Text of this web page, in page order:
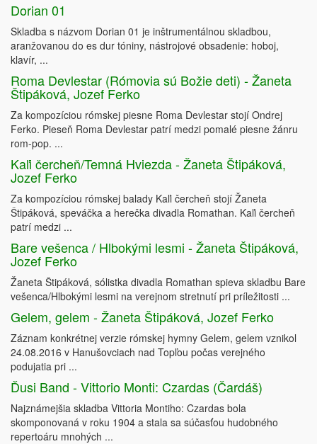
Dorian 01
Skladba s názvom Dorian 01 je inštrumentálnou skladbou,
aranžovanou do es dur tóniny, nástrojové obsadenie: hoboj,
klavír, ...
Roma Devlestar (Rómovia sú Božie deti) - Žaneta
Štipáková, Jozef Ferko
Za kompozíciou rómskej piesne Roma Devlestar stojí Ondrej
Ferko. Pieseň Roma Devlestar patrí medzi pomalé piesne žánru
rom-pop. ...
Kaľi čercheň/Temná Hviezda - Žaneta Štipáková,
Jozef Ferko
Za kompozíciou rómskej balady Kaľi čercheň stojí Žaneta
Štipáková, speváčka a herečka divadla Romathan. Kaľi čercheň
patrí medzi ...
Bare vešenca / Hlbokými lesmi - Žaneta Štipáková,
Jozef Ferko
Žaneta Štipáková, sólistka divadla Romathan spieva skladbu Bare
vešenca/Hlbokými lesmi na verejnom stretnutí pri príležitosti ...
Gelem, gelem - Žaneta Štipáková, Jozef Ferko
Záznam konkrétnej verzie rómskej hymny Gelem, gelem vznikol
24.08.2016 v Hanušovciach nad Topľou počas verejného
podujatia pri ...
Ďusi Band - Vittorio Monti: Czardas (Čardáš)
Najznámejšia skladba Vittoria Montiho: Czardas bola
skomponovaná v roku 1904 a stala sa súčasťou hudobného
repertoáru mnohých ...